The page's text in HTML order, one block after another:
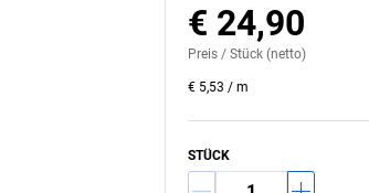
€ 24,90
Preis / Stück (netto)
€ 5,53 / m
STÜCK